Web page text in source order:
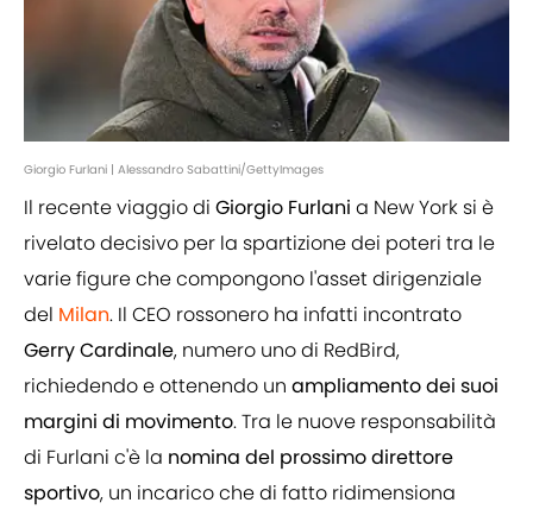
Giorgio Furlani | Alessandro Sabattini/GettyImages
Il recente viaggio di Giorgio Furlani a New York si è
rivelato decisivo per la spartizione dei poteri tra le
varie figure che compongono l'asset dirigenziale
del Milan. Il CEO rossonero ha infatti incontrato
Gerry Cardinale, numero uno di RedBird,
richiedendo e ottenendo un ampliamento dei suoi
margini di movimento. Tra le nuove responsabilità
di Furlani c'è la nomina del prossimo direttore
sportivo, un incarico che di fatto ridimensiona